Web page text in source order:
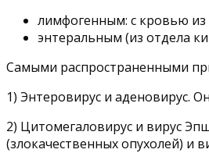
лимфогенным: с кровью из
энтеральным (из отдела
Самыми распространенными
1) Энтеровирус и аденовирус.
2) Цитомегаловирус и вирус
(злокачественных опухолей) и